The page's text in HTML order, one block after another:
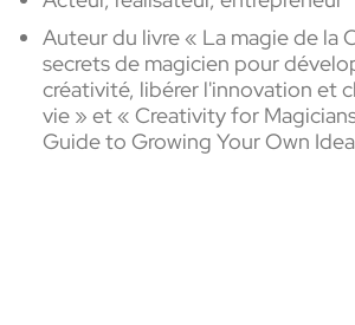
Auteur du livre « La magie de la
secrets de magicien pour
créativité, libérer l'innovation et
vie » et « Creativity for
Guide to Growing Your Own